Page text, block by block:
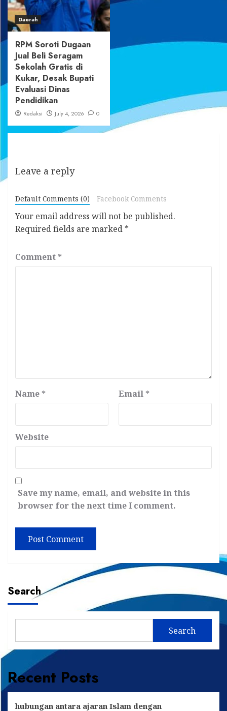
Daerah
RPM Soroti Dugaan
Jual Beli Seragam
Sekolah Gratis di
Kukar, Desak Bupati
Evaluasi Dinas
Pendidikan
Redaksi July 4, 2026 0
Leave a reply
Default Comments (0) Facebook Comments
Your email address will not be published.
Required fields are marked *
Comment *
Name * Email *
Website
Save my name, email, and website in this
browser for the next time I comment.
Search
Search
Recent Posts
hubungan antara ajaran Islam dengan